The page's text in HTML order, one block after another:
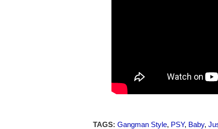
TAGS: Gangman Style, PSY, Baby,